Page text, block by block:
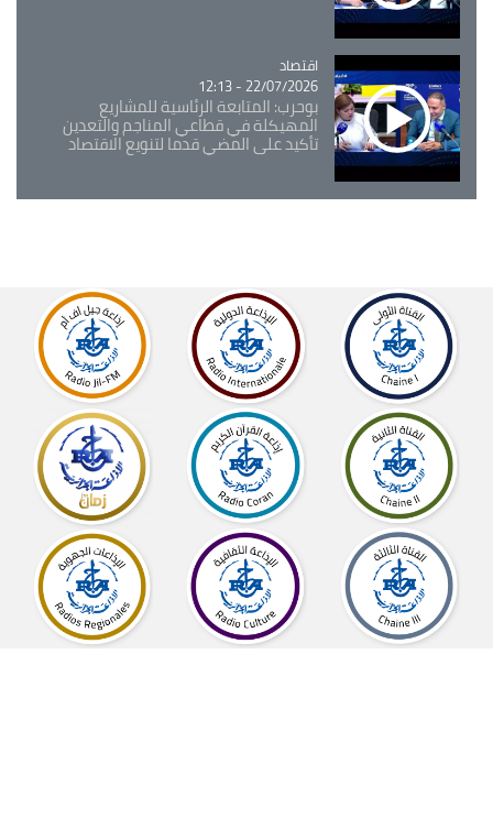
Catégorie
اقتصاد
22/07/2026 - 12:13
بوحرب: المتابعة الرئاسية للمشاريع
المهيكلة في قطاعي المناجم والتعدين
تأكيد على المضي قدما لتنويع الاقتصاد